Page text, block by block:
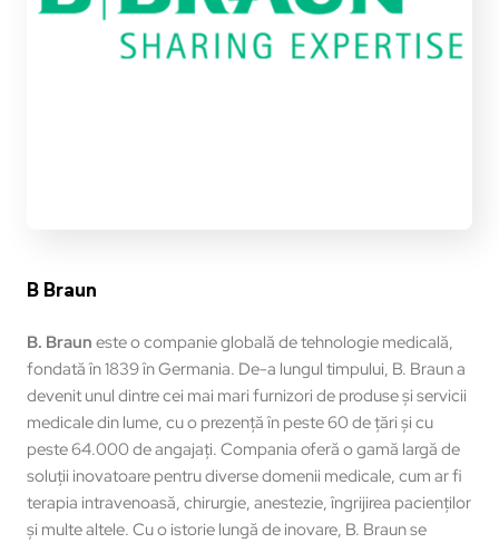
B Braun
B. Braun este o companie globală de tehnologie medicală,
fondată în 1839 în Germania. De-a lungul timpului, B. Braun a
devenit unul dintre cei mai mari furnizori de produse și servicii
medicale din lume, cu o prezență în peste 60 de țări și cu
peste 64.000 de angajați. Compania oferă o gamă largă de
soluții inovatoare pentru diverse domenii medicale, cum ar fi
terapia intravenoasă, chirurgie, anestezie, îngrijirea pacienților
și multe altele. Cu o istorie lungă de inovare, B. Braun se